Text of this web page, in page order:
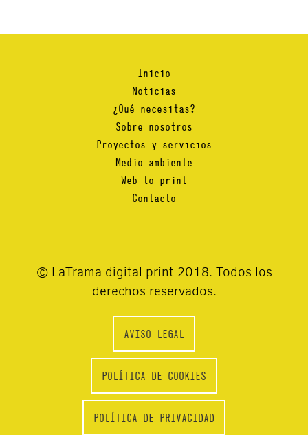
Inicio
Noticias
¿Qué necesitas?
Sobre nosotros
Proyectos y servicios
Medio ambiente
Web to print
Contacto
© LaTrama digital print 2018. Todos los
derechos reservados.
AVISO LEGAL
POLÍTICA DE COOKIES
POLÍTICA DE PRIVACIDAD